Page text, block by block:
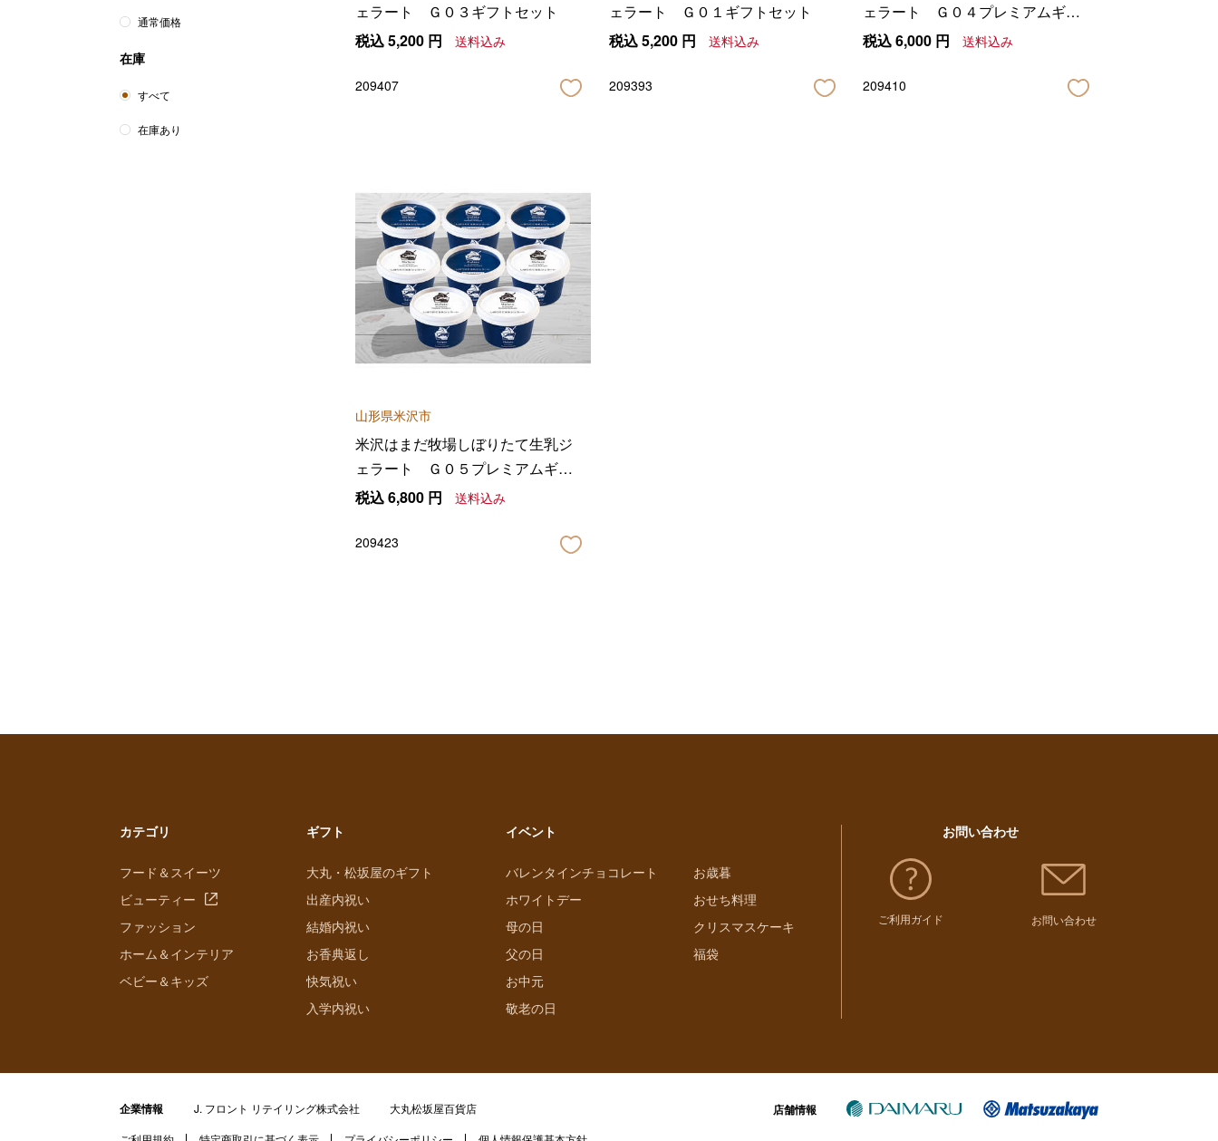
ェラート Ｇ０３ギフトセット
税込5,200 円 送料込み
209407
ェラート Ｇ０１ギフトセット
税込5,200 円 送料込み
209393
ェラート Ｇ０４プレミアムギフ
トセット
税込6,000 円 送料込み
209410
山形県米沢市
米沢はまだ牧場しぼりたて生乳ジ
ェラート Ｇ０５プレミアムギフ
トセット
税込6,800 円 送料込み
209423
通常価格
在庫
すべて
在庫あり
カテゴリ
フード＆スイーツ
ビューティー
ファッション
ホーム＆インテリア
ベビー＆キッズ
ギフト
大丸・松坂屋のギフト
出産内祝い
結婚内祝い
お香典返し
快気祝い
入学内祝い
イベント
バレンタインチョコレート
ホワイトデー
母の日
父の日
お中元
敬老の日
お歳暮
おせち料理
クリスマスケーキ
福袋
お問い合わせ
ご利用ガイド お問い合わせ
企業情報 J. フロント リテイリング株式会社 大丸松坂屋百貨店 店舗情報